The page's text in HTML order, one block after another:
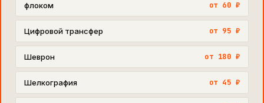
флоком от 60 ₽
Цифровой трансфер от 95 ₽
Шеврон от 180 ₽
Шелкография от 45 ₽